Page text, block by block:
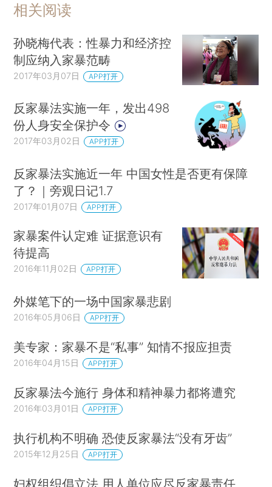
相关阅读
孙晓梅代表：性暴力和经济控
制应纳入家暴范畴
2017年03月07日 APP打开
反家暴法实施一年，发出498
份人身安全保护令
2017年03月02日 APP打开
反家暴法实施近一年 中国女性是否更有保障
了？｜旁观日记1.7
2017年01月07日 APP打开
家暴案件认定难 证据意识有
待提高
2016年11月02日 APP打开
外媒笔下的一场中国家暴悲剧
2016年05月06日 APP打开
美专家：家暴不是“私事” 知情不报应担责
2016年04月15日 APP打开
反家暴法今施行 身体和精神暴力都将遭究
2016年03月01日 APP打开
执行机构不明确 恐使反家暴法“没有牙齿”
2015年12月25日 APP打开
妇权组织倡立法 用人单位应尽反家暴责任